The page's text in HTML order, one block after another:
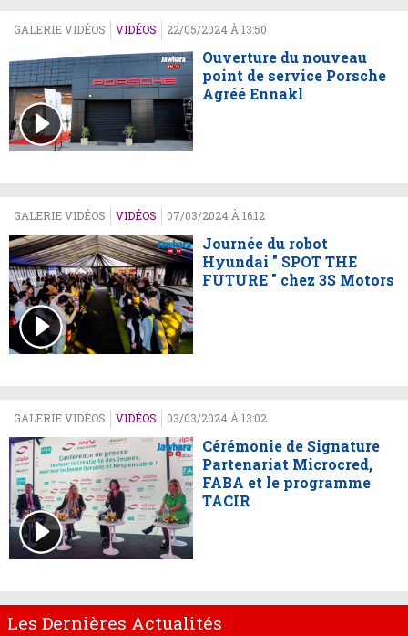
GALERIE VIDÉOS VIDÉOS 22/05/2024 À 13:50
Ouverture du nouveau
point de service Porsche
Agréé Ennakl
GALERIE VIDÉOS VIDÉOS 07/03/2024 À 16:12
Journée du robot
Hyundai " SPOT THE
FUTURE " chez 3S Motors
GALERIE VIDÉOS VIDÉOS 03/03/2024 À 13:02
Cérémonie de Signature
Partenariat Microcred,
FABA et le programme
TACIR
Les Dernières Actualités